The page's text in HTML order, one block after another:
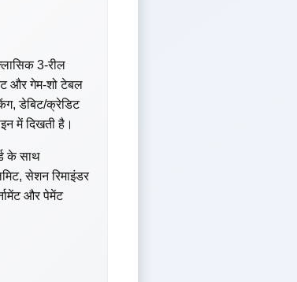
3-रील
और गेम-शो टेबल
डेबिट/क्रेडिट
में दिखती है।
के साथ
सेशन रिमाइंडर
और पेमेंट